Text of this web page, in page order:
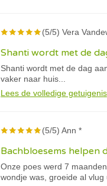
(5/5) Vera
Shanti wordt met de
Shanti wordt met de dag
vaker naar huis...
Lees de volledige getuigenis
(5/5) Ann *
Bachbloesems helpen
Onze poes werd 7
wondje was, groeide al